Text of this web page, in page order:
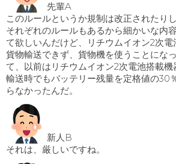
先輩A
このルールというか規制は改正されたり
それぞれのルールもあるから細かいな内
て欲しいんだけど、リチウムイオン2次
貨物輸送できず、貨物機を使うことにな
て、以前はリチウムイオン2次電池搭載
輸送時でもバッテリー残量を定格値の30
らなかったんだ。
新人B
それは、厳しいですね。